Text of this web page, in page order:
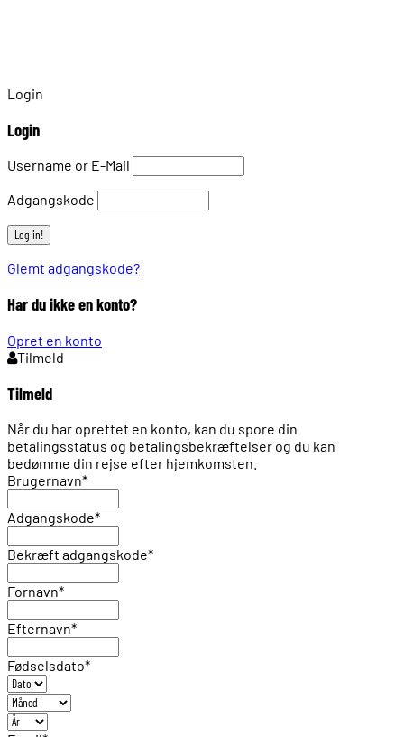
Login
Login
Username or E-Mail
Adgangskode
Glemt adgangskode?
Har du ikke en konto?
Opret en konto
Tilmeld
Tilmeld
Når du har oprettet en konto, kan du spore din
betalingsstatus og betalingsbekræftelser og du kan
bedømme din rejse efter hjemkomsten.
Brugernavn*
Adgangskode*
Bekræft adgangskode*
Fornavn*
Efternavn*
Fødselsdato*